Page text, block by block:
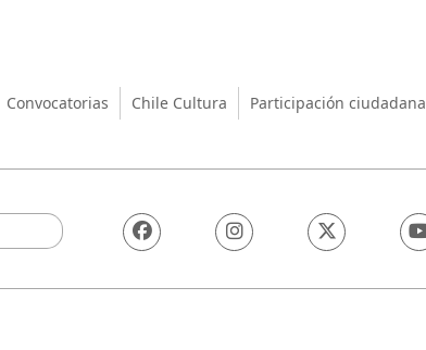
y el Patrimonio
Convocatorias Chile Cultura Participación ciudadana